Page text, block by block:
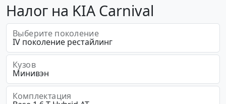
Налог на KIA Carnival
Выберите поколение
Кузов
Комплектация